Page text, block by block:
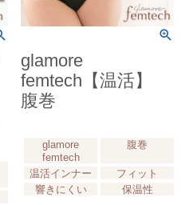
glamore
femtech【温活】
腹巻
glamore
femtech
腹巻
温活インナー
フィット
響きにくい
保温性